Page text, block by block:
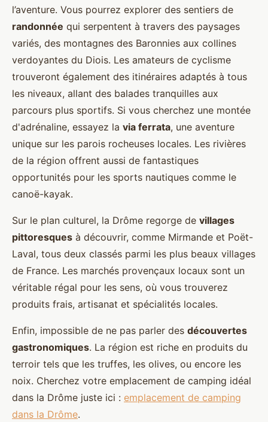
l’aventure. Vous pourrez explorer des sentiers de
randonnée qui serpentent à travers des paysages
variés, des montagnes des Baronnies aux collines
verdoyantes du Diois. Les amateurs de cyclisme
trouveront également des itinéraires adaptés à tous
les niveaux, allant des balades tranquilles aux
parcours plus sportifs. Si vous cherchez une montée
d'adrénaline, essayez la via ferrata, une aventure
unique sur les parois rocheuses locales. Les rivières
de la région offrent aussi de fantastiques
opportunités pour les sports nautiques comme le
canoë-kayak.
Sur le plan culturel, la Drôme regorge de villages
pittoresques à découvrir, comme Mirmande et Poët-
Laval, tous deux classés parmi les plus beaux villages
de France. Les marchés provençaux locaux sont un
véritable régal pour les sens, où vous trouverez
produits frais, artisanat et spécialités locales.
Enfin, impossible de ne pas parler des découvertes
gastronomiques. La région est riche en produits du
terroir tels que les truffes, les olives, ou encore les
noix. Cherchez votre emplacement de camping idéal
dans la Drôme juste ici : emplacement de camping
dans la Drôme.